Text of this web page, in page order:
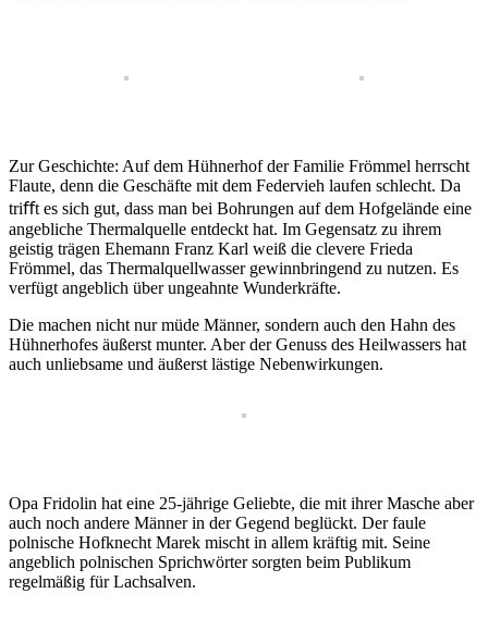
Zur Geschichte: Auf dem Hühnerhof der Familie Frömmel herrscht
Flaute, denn die Geschäfte mit dem Federvieh laufen schlecht. Da
triﬀt es sich gut, dass man bei Bohrungen auf dem Hofgelände eine
angebliche Thermalquelle entdeckt hat. Im Gegensatz zu ihrem
geistig trägen Ehemann Franz Karl weiß die clevere Frieda
Frömmel, das Thermalquellwasser gewinnbringend zu nutzen. Es
verfügt angeblich über ungeahnte Wunderkräfte.
Die machen nicht nur müde Männer, sondern auch den Hahn des
Hühnerhofes äußerst munter. Aber der Genuss des Heilwassers hat
auch unliebsame und äußerst lästige Nebenwirkungen.
Opa Fridolin hat eine 25-jährige Geliebte, die mit ihrer Masche aber
auch noch andere Männer in der Gegend beglückt. Der faule
polnische Hofknecht Marek mischt in allem kräftig mit. Seine
angeblich polnischen Sprichwörter sorgten beim Publikum
regelmäßig für Lachsalven.